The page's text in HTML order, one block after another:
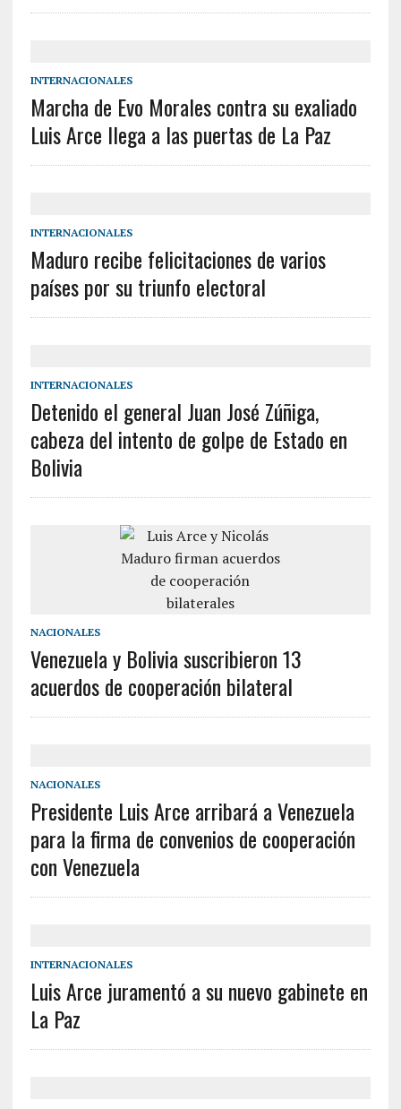
INTERNACIONALES
Marcha de Evo Morales contra su exaliado
Luis Arce llega a las puertas de La Paz
INTERNACIONALES
Maduro recibe felicitaciones de varios
países por su triunfo electoral
INTERNACIONALES
Detenido el general Juan José Zúñiga,
cabeza del intento de golpe de Estado en
Bolivia
NACIONALES
Venezuela y Bolivia suscribieron 13
acuerdos de cooperación bilateral
NACIONALES
Presidente Luis Arce arribará a Venezuela
para la firma de convenios de cooperación
con Venezuela
INTERNACIONALES
Luis Arce juramentó a su nuevo gabinete en
La Paz